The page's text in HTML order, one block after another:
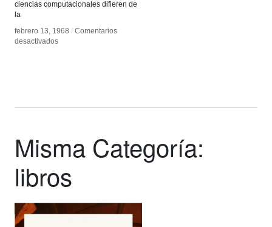
ciencias computacionales difieren de
la
febrero 13, 1968 / Comentarios
desactivadosen
febrero 13, 1968 / Comentarios
desactivadosen
Misma Categoría:
libros